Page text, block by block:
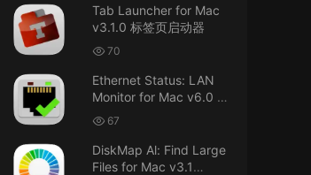
Mac长存
接！直接从苹果公司下载。
u8562248263583923 • 2026-07-29
黑苹果已死
Tab Launcher for Mac
v3.1.0 标签页启动器
70
Ethernet Status: LAN
Monitor for Mac v6.0 以
太网状态：LAN 监控
67
DiskMap Al: Find Large
Files for Mac v3.1